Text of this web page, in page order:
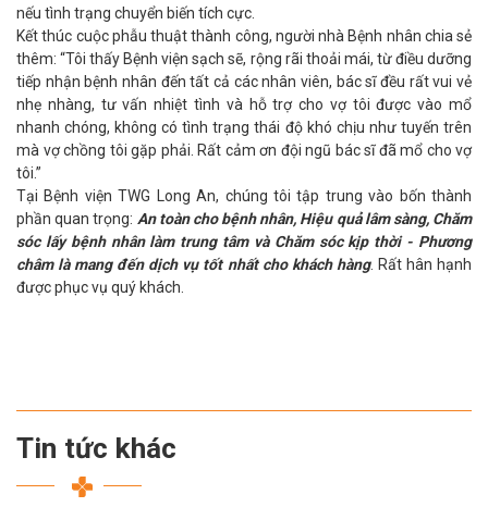
nếu tình trạng chuyển biến tích cực.
Kết thúc cuộc phẫu thuật thành công, người nhà Bệnh nhân chia sẻ
thêm: “Tôi thấy Bệnh viện sạch sẽ, rộng rãi thoải mái, từ điều dưỡng
tiếp nhận bệnh nhân đến tất cả các nhân viên, bác sĩ đều rất vui vẻ
nhẹ nhàng, tư vấn nhiệt tình và hỗ trợ cho vợ tôi được vào mổ
nhanh chóng, không có tình trạng thái độ khó chịu như tuyến trên
mà vợ chồng tôi gặp phải. Rất cảm ơn đội ngũ bác sĩ đã mổ cho vợ
tôi.”
Tại Bệnh viện TWG Long An, chúng tôi tập trung vào bốn thành
phần quan trọng: An toàn cho bệnh nhân, Hiệu quả lâm sàng, Chăm
sóc lấy bệnh nhân làm trung tâm và Chăm sóc kịp thời - Phương
châm là mang đến dịch vụ tốt nhất cho khách hàng. Rất hân hạnh
được phục vụ quý khách.
Tin tức khác